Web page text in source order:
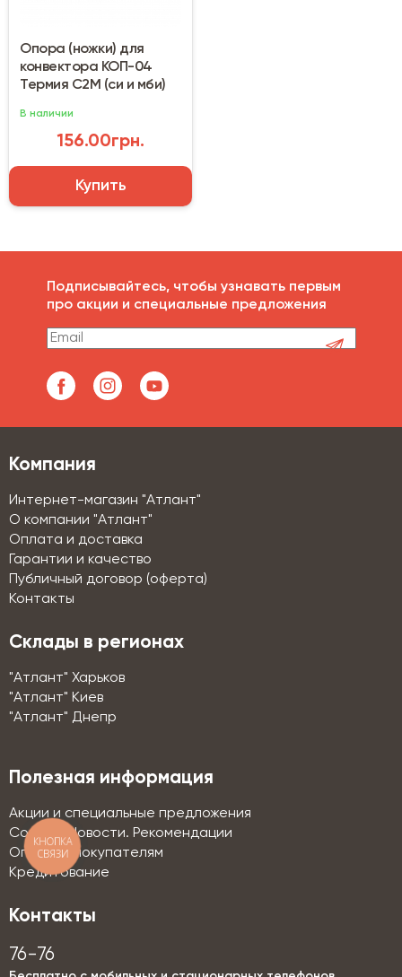
Опора (ножки) для
конвектора КОП-04
Термия С2М (си и мби)
В наличии
156.00грн.
Купить
Подписывайтесь, чтобы узнавать первым
про акции и специальные предложения
Компания
Интернет-магазин "Атлант"
О компании "Атлант"
Оплата и доставка
Гарантии и качество
Публичный договор (оферта)
Контакты
Склады в регионах
"Атлант" Харьков
"Атлант" Киев
"Атлант" Днепр
Полезная информация
Акции и специальные предложения
Советы. Новости. Рекомендации
Оптовым покупателям
Кредитование
Контакты
76-76
КНОПКА
СВЯЗИ